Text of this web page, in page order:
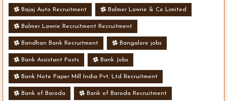
Bajaj Auto Recruitment Balmer Lawrie & Co Limited
Balmer Lawrie Recruitment Recruitment
Bandhan Bank Recruitment Bangalore jobs
Bank Assistant Posts Bank Jobs
Bank Note Paper Mill India Pvt. Ltd Recruitment
Bank of Baroda Bank of Baroda Recruitment